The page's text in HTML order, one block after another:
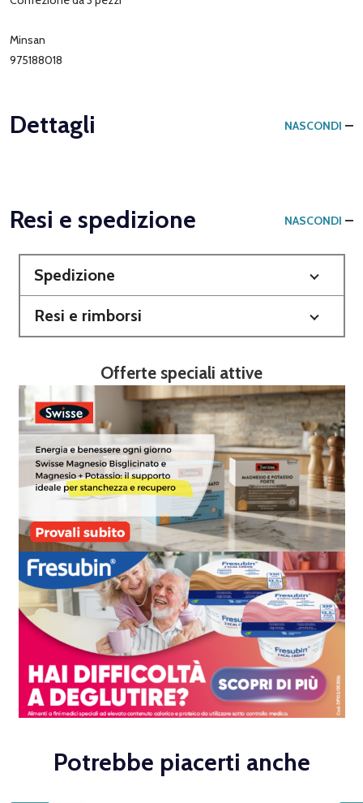
Minsan
975188018
Dettagli NASCONDI
Resi e spedizione NASCONDI
Spedizione
Resi e rimborsi
Offerte speciali attive
Potrebbe piacerti anche